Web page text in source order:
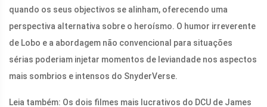
quando os seus objectivos se alinham, oferecendo uma
perspectiva alternativa sobre o heroísmo. O humor irreverente
de Lobo e a abordagem não convencional para situações
sérias poderiam injetar momentos de leviandade nos aspectos
mais sombrios e intensos do SnyderVerse.
Leia também: Os dois filmes mais lucrativos do DCU de James